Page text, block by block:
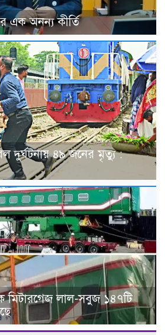
এক অনন্য কীর্তি
দুর্ঘটনায় ৪৯ জনের মৃত্যু :
মিটারগেজ লাল-সবুজ ১৪৭টি